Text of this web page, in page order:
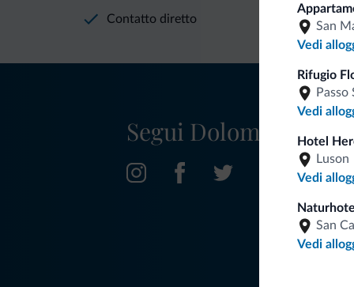
San
Vedi
Rifugio
Passo
Vedi
Hotel
Luson
Vedi
San
Vedi
Contatto diretto
Segui Dolomiti.it